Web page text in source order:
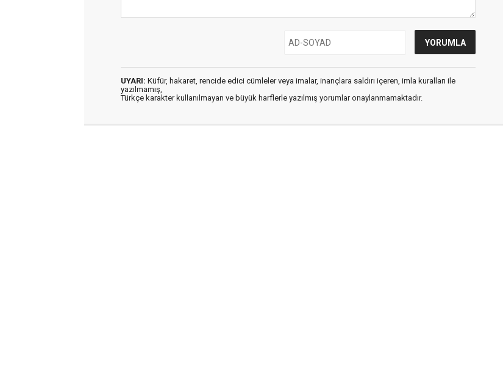
UYARI: Küfür, hakaret, rencide edici cümleler veya imalar, inançlara saldırı içeren, imla kuralları ile
yazılmamış,
Türkçe karakter kullanılmayan ve büyük harflerle yazılmış yorumlar onaylanmamaktadır.